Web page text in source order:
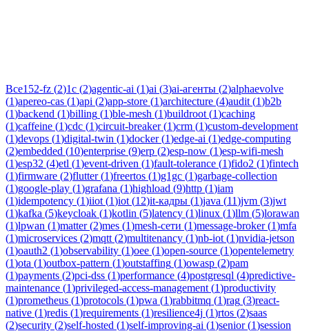
Все152-fz (2)1c (2)agentic-ai (1)ai (3)ai-агенты (2)alphaevolve
(1)apereo-cas (1)api (2)app-store (1)architecture (4)audit (1)b2b
(1)backend (1)billing (1)ble-mesh (1)buildroot (1)caching
(1)caffeine (1)cdc (1)circuit-breaker(1)crm (1)custom-development
(1)devops (1)digital-twin (1)docker(1)edge-ai (1)edge-computing
(2)embedded (10)enterprise (9)erp (2)esp-now (1)esp-wifi-mesh
(1)esp32 (4)etl (1)event-driven (1)fault-tolerance (1)fido2 (1)fintech
(1)firmware (2)flutter(1)freertos (1)g1gc (1)garbage-collection
(1)google-play (1)grafana (1)highload (9)http (1)iam
(1)idempotency (1)iiot (1)iot (12)it-кадры (1)java (11)jvm (3)jwt
(1)kafka (5)keycloak (1)kotlin (5)latency (1)linux (1)llm (5)lorawan
(1)lpwan (1)matter(2)mes (1)mesh-сети (1)message-broker(1)mfa
(1)microservices (2)mqtt (2)multitenancy (1)nb-iot (1)nvidia-jetson
(1)oauth2 (1)observability (1)oee (1)open-source (1)opentelemetry
(1)ota (1)outbox-pattern (1)outstaffing (1)owasp (2)pam
(1)payments (2)pci-dss (1)performance (4)postgresql (4)predictive-
maintenance (1)privileged-access-management (1)productivity
(1)prometheus (1)protocols (1)pwa (1)rabbitmq (1)rag (3)react-
native (1)redis (1)requirements (1)resilience4j (1)rtos (2)saas
(2)security (2)self-hosted (1)self-improving-ai (1)senior(1)session